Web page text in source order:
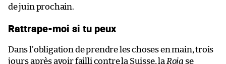
de juin prochain.
Rattrape-moi si tu peux
Dans l’obligation de prendre les choses en main, trois
jours après avoir failli contre la Suisse, la Roja se